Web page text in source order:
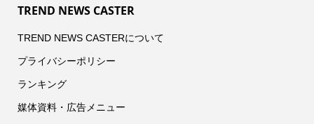
TREND NEWS CASTER
TREND NEWS CASTERについて
プライバシーポリシー
ランキング
媒体資料・広告メニュー